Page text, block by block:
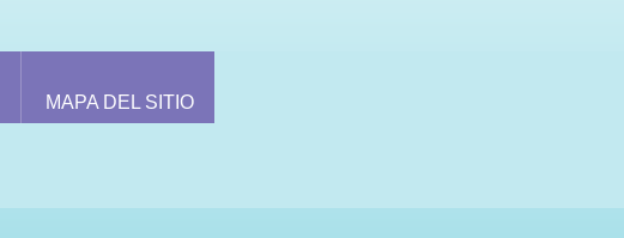
MAPA DEL SITIO